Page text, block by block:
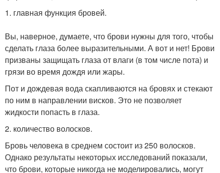
1. главная функция бровей.
Вы, наверное, думаете, что брови нужны для того, чтобы
сделать глаза более выразительными. А вот и нет! Брови
призваны защищать глаза от влаги (в том числе пота) и
грязи во время дождя или жары.
Пот и дождевая вода скапливаются на бровях и стекают
по ним в направлении висков. Это не позволяет
жидкости попасть в глаза.
2. количество волосков.
Бровь человека в среднем состоит из 250 волосков.
Однако результаты некоторых исследований показали,
что брови, которые никогда не моделировались, могут